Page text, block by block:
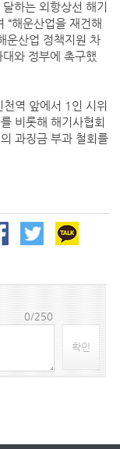
하는 외항상선 해기
“해운산업을 재건해
운산업 정책지원 차
와 정부에 촉구했
역 앞에서 1인 시위
비롯해 해기사협회
과징금 부과 철회를
0/250
확인